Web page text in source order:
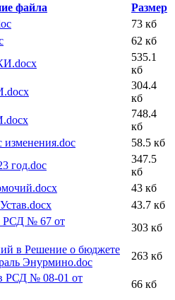
файла
Размер
73 кб
62 кб
535.1
кб
304.4
кб
748.4
кб
58.5 кб
год.doc
347.5
кб
43 кб
43.7 кб
РСД № 67 от
303 кб
в Решение о бюджете
Энурмино.doc
263 кб
РСД № 08-01 от
66 кб